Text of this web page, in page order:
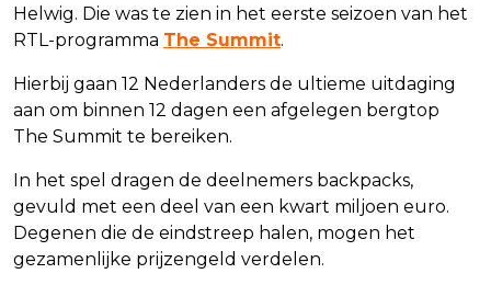
Helwig. Die was te zien in het eerste seizoen van het
RTL-programma The Summit.
Hierbij gaan 12 Nederlanders de ultieme uitdaging
aan om binnen 12 dagen een afgelegen bergtop
The Summit te bereiken.
In het spel dragen de deelnemers backpacks,
gevuld met een deel van een kwart miljoen euro.
Degenen die de eindstreep halen, mogen het
gezamenlijke prijzengeld verdelen.